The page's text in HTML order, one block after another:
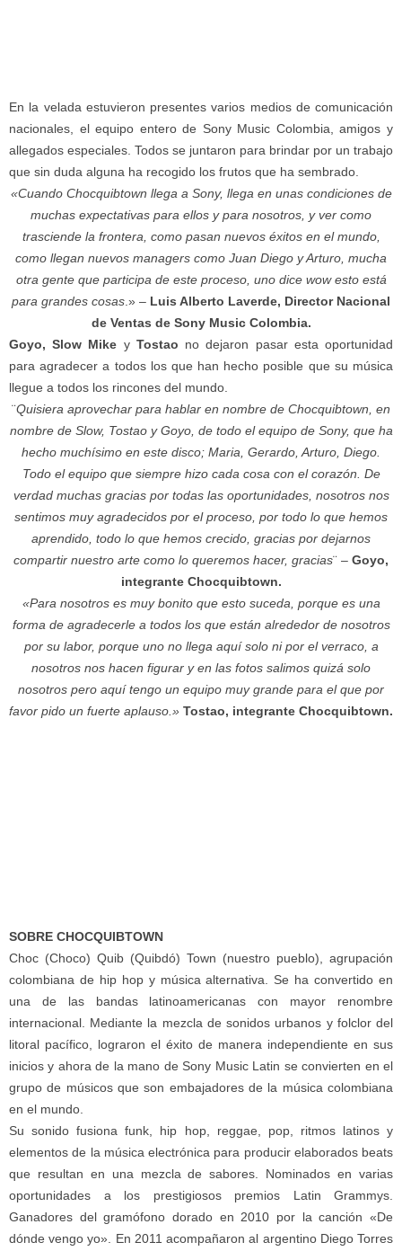
En la velada estuvieron presentes varios medios de comunicación
nacionales, el equipo entero de Sony Music Colombia, amigos y
allegados especiales. Todos se juntaron para brindar por un trabajo
que sin duda alguna ha recogido los frutos que ha sembrado.
«Cuando Chocquibtown llega a Sony, llega en unas condiciones de
muchas expectativas para ellos y para nosotros, y ver como
trasciende la frontera, como pasan nuevos éxitos en el mundo,
como llegan nuevos managers como Juan Diego y Arturo, mucha
otra gente que participa de este proceso, uno dice wow esto está
para grandes cosas.» – Luis Alberto Laverde, Director Nacional
de Ventas de Sony Music Colombia.
Goyo, Slow Mike yTostao no dejaron pasar esta oportunidad
para agradecer a todos los que han hecho posible que su música
llegue a todos los rincones del mundo.
¨Quisiera aprovechar para hablar en nombre de Chocquibtown, en
nombre de Slow, Tostao y Goyo, de todo el equipo de Sony, que ha
hecho muchísimo en este disco; Maria, Gerardo, Arturo, Diego.
Todo el equipo que siempre hizo cada cosa con el corazón. De
verdad muchas gracias por todas las oportunidades, nosotros nos
sentimos muy agradecidos por el proceso, por todo lo que hemos
aprendido, todo lo que hemos crecido, gracias por dejarnos
compartir nuestro arte como lo queremos hacer, gracias¨ – Goyo,
integrante Chocquibtown.
«Para nosotros es muy bonito que esto suceda, porque es una
forma de agradecerle a todos los que están alrededor de nosotros
por su labor, porque uno no llega aquí solo ni por el verraco, a
nosotros nos hacen figurar y en las fotos salimos quizá solo
nosotros pero aquí tengo un equipo muy grande para el que por
favor pido un fuerte aplauso.» Tostao, integrante Chocquibtown.
SOBRE CHOCQUIBTOWN
Choc (Choco) Quib (Quibdó) Town (nuestro pueblo), agrupación
colombiana de hip hop y música alternativa. Se ha convertido en
una de las bandas latinoamericanas con mayor renombre
internacional. Mediante la mezcla de sonidos urbanos y folclor del
litoral pacífico, lograron el éxito de manera independiente en sus
inicios y ahora de la mano de Sony Music Latin se convierten en el
grupo de músicos que son embajadores de la música colombiana
en el mundo.
Su sonido fusiona funk, hip hop, reggae, pop, ritmos latinos y
elementos de la música electrónica para producir elaborados beats
que resultan en una mezcla de sabores. Nominados en varias
oportunidades a los prestigiosos premios Latin Grammys.
Ganadores del gramófono dorado en 2010 por la canción «De
dónde vengo yo». En 2011 acompañaron al argentino Diego Torres